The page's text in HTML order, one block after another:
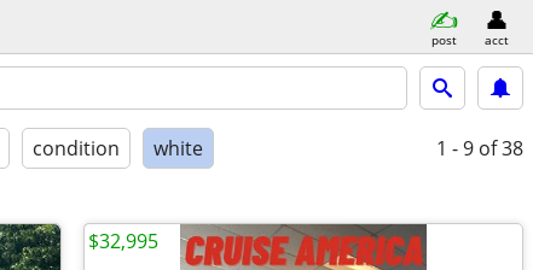
post acct
condition white 1 - 9 of 38
$32,995